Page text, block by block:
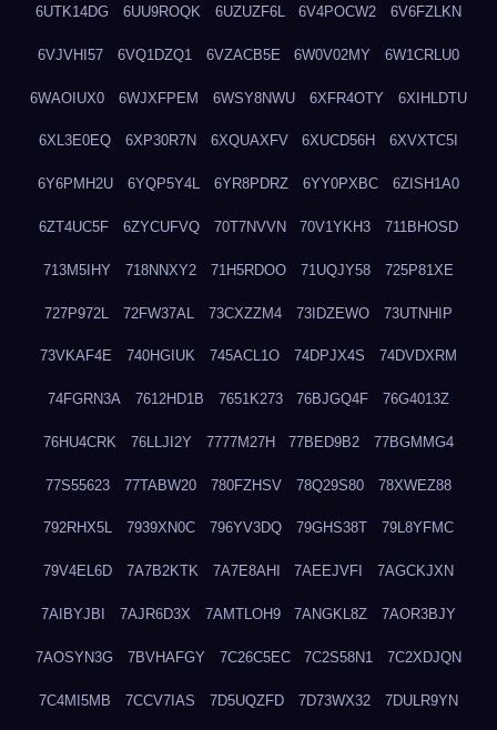
6UTK14DG 6UU9ROQK 6UZUZF6L 6V4POCW2 6V6FZLKN
6VJVHI57 6VQ1DZQ1 6VZACB5E 6W0V02MY 6W1CRLU0
6WAOIUX0 6WJXFPEM 6WSY8NWU 6XFR4OTY 6XIHLDTU
6XL3E0EQ 6XP30R7N 6XQUAXFV 6XUCD56H 6XVXTC5I
6Y6PMH2U 6YQP5Y4L 6YR8PDRZ 6YY0PXBC 6ZISH1A0
6ZT4UC5F 6ZYCUFVQ 70T7NVVN 70V1YKH3 711BHOSD
713M5IHY 718NNXY2 71H5RDOO 71UQJY58 725P81XE
727P972L 72FW37AL 73CXZZM4 73IDZEWO 73UTNHIP
73VKAF4E 740HGIUK 745ACL1O 74DPJX4S 74DVDXRM
74FGRN3A 7612HD1B 7651K273 76BJGQ4F 76G4013Z
76HU4CRK 76LLJI2Y 7777M27H 77BED9B2 77BGMMG4
77S55623 77TABW20 780FZHSV 78Q29S80 78XWEZ88
792RHX5L 7939XN0C 796YV3DQ 79GHS38T 79L8YFMC
79V4EL6D 7A7B2KTK 7A7E8AHI 7AEEJVFI 7AGCKJXN
7AIBYJBI 7AJR6D3X 7AMTLOH9 7ANGKL8Z 7AOR3BJY
7AOSYN3G 7BVHAFGY 7C26C5EC 7C2S58N1 7C2XDJQN
7C4MI5MB 7CCV7IAS 7D5UQZFD 7D73WX32 7DULR9YN